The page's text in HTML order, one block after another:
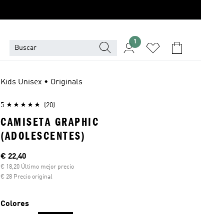
1
Kids Unisex • Originals
5 (20)
CAMISETA GRAPHIC
(ADOLESCENTES)
Precio actual
€ 22,40
€ 18,20 Último mejor precio
€ 28 Precio original
Colores